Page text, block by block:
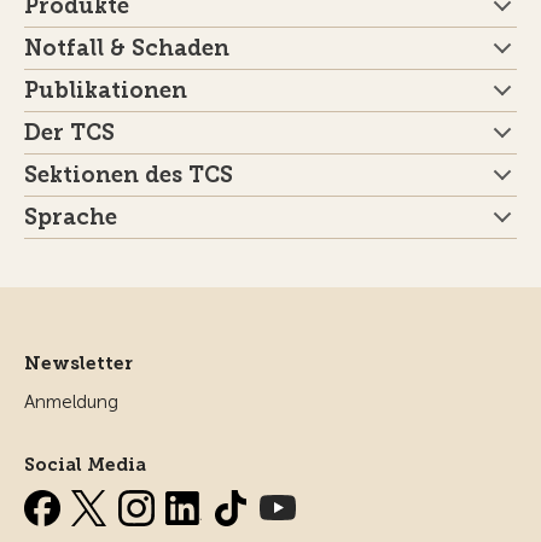
Produkte
Notfall & Schaden
Publikationen
Der TCS
Sektionen des TCS
Sprache
Newsletter
Anmeldung
Social Media